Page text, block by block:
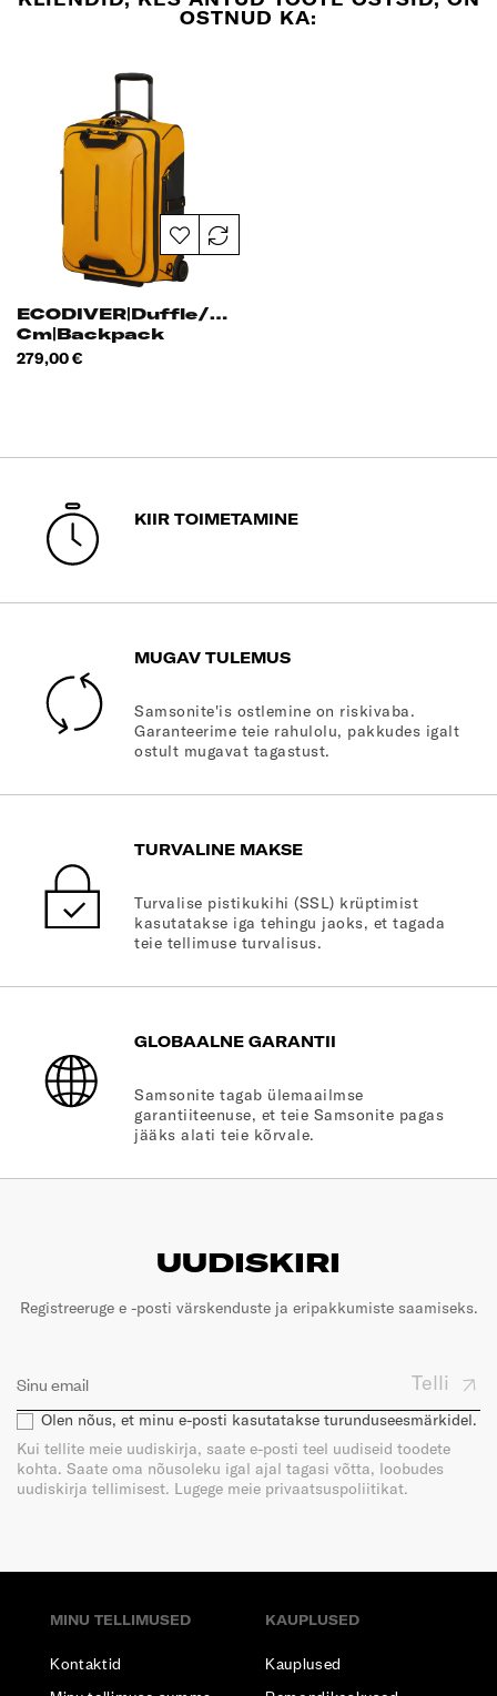
OSTNUD KA:
ECODIVER|Duffle/WH|55
Cm|Backpack
Hind
279,00 €
KIIR TOIMETAMINE
MUGAV TULEMUS
Samsonite'is ostlemine on riskivaba.
Garanteerime teie rahulolu, pakkudes igalt
ostult mugavat tagastust.
TURVALINE MAKSE
Turvalise pistikukihi (SSL) krüptimist
kasutatakse iga tehingu jaoks, et tagada
teie tellimuse turvalisus.
GLOBAALNE GARANTII
Samsonite tagab ülemaailmse
garantiiteenuse, et teie Samsonite pagas
jääks alati teie kõrvale.
UUDISKIRI
Registreeruge e -posti värskenduste ja eripakkumiste saamiseks.
Telli
Olen nõus, et minu e-posti kasutatakse turunduseesmärkidel.
Kui tellite meie uudiskirja, saate e-posti teel uudiseid toodete
kohta. Saate oma nõusoleku igal ajal tagasi võtta, loobudes
uudiskirja tellimisest. Lugege meie privaatsuspoliitikat.
MINU TELLIMUSED
Kontaktid
KAUPLUSED
Kauplused